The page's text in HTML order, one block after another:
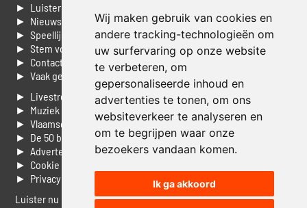
Wij maken gebruik van cookies en
andere tracking-technologieën om
uw surfervaring op onze website
te verbeteren, om
gepersonaliseerde inhoud en
advertenties te tonen, om ons
websiteverkeer te analyseren en
om te begrijpen waar onze
bezoekers vandaan komen.
Ik ga akkoord
► Luisteren naar Jouwradio
► Nieuws
► Speellijst
► Stem voor de Dag top 3
► Contacteer ons
► Vaak gestelde vragen
► Livestream informatie
► Muziek opzoeken
► Vlaamse 100 Aller tijden
► De 50 beste van...
► Adverteren op Jouwradio
► Cookie voorkeuren wijzigen
► Privacyinformatie
Luister nu naar Jouwradio! De beste Nederlandstalige muziek